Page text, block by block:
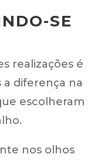
SE
realizações é
diferença na
escolheram
nos olhos